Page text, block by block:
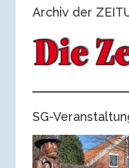
Archiv der
SG-